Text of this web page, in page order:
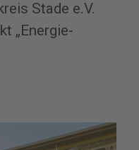
Stade e.V.
„Energie-